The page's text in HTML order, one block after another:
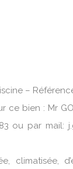
–
ce bien : Mr
ou par mail:
climatisée,